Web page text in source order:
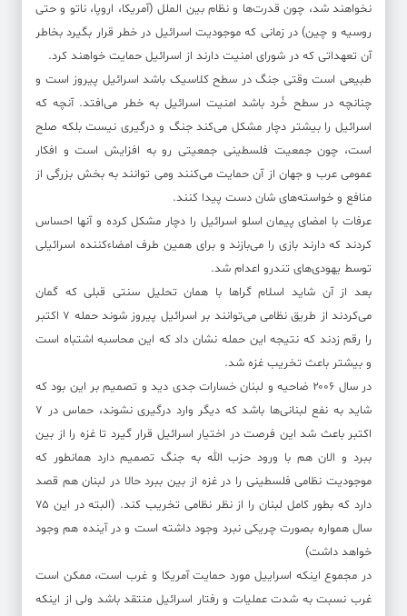
نخواهند شد، چون قدرت‌ها و نظام بین الملل (آمریکا، اروپا، ناتو و حتی
روسیه و چین) در زمانی که موجودیت اسرائیل در خطر قرار بگیرد بخاطر
آن تعهداتی که در شورای امنیت دارند از اسرائیل حمایت خواهند کرد.
طبیعی است وقتی جنگ در سطح کلاسیک باشد اسرائیل پیروز است و
چنانچه در سطح خُرد باشد امنیت اسرائیل به خطر می‌افتد. آنچه که
اسرائیل را بیشتر دچار مشکل می‌کند جنگ و درگیری نیست بلکه صلح
است، چون جمعیت فلسطینی جمعیتی رو به افزایش است و افکار
عمومی عرب و جهان از آن حمایت می‌کنند ومی توانند به بخش بزرگی از
منافع و خواسته‌های شان دست پیدا کنند.
عرفات با امضای پیمان اسلو اسرائیل را دچار مشکل کرده و آنها احساس
کردند که دارند بازی را می‌بازند و برای همین طرف امضاءکننده اسرائیلی
توسط یهودی‌های تندرو اعدام شد.
بعد از آن شاید اسلام گرا‌ها با همان تحلیل سنتی قبلی که گمان
می‌کردند از طریق نظامی می‌توانند بر اسرائیل پیروز شوند حمله ۷ اکتبر
را رقم زدند که نتیجه این حمله نشان داد که این محاسبه اشتباه است
و بیشتر باعث تخریب غزه شد.
در سال ۲۰۰۶ ضاحیه و لبنان خسارات جدی دید و تصمیم بر این بود که
شاید به نفع لبنانی‌ها باشد که دیگر وارد درگیری نشوند، حماس در ۷
اکتبر باعث شد این فرصت در اختیار اسرائیل قرار گیرد تا غزه را از بین
ببرد و الان هم با ورود حزب الله به جنگ تصمیم دارد همانطور که
موجودیت نظامی فلسطینی را در غزه از بین ببرد حالا در لبنان هم قصد
دارد که بطور کامل لبنان را از نظر نظامی تخریب کند. (البته در این ۷۵
سال همواره بصورت چریکی نبرد وجود داشته است و در آینده هم وجود
خواهد داشت)
در مجموع اینکه اسراییل مورد حمایت آمریکا و غرب است، ممکن است
غرب نسبت به شدت عملیات و رفتار اسرائیل منتقد باشد ولی از اینکه